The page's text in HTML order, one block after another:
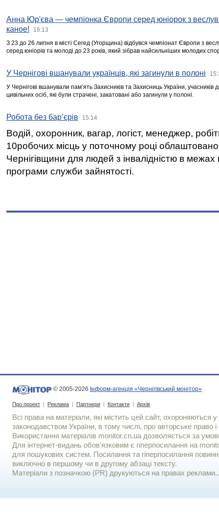
Анна Юр'єва — чемпіонка Європи серед юніорок з
каное!
16:13
З 23 до 26 липня в місті Сегед (Угорщина) відбувся чемпіонат Європи з
серед юніорів та молоді до 23 років, який зібрав найсильніших молодих
У Чернігові вшанували українців, які загинули в полоні
У Чернігові вшанували пам’ять Захисників та Захисниць України,
цивільних осіб, які були страчені, закатовані або загинули у полоні.
Робота без бар’єрів 15:14
Водій, охоронник, вагар, логіст, менеджер,
10робочих місць у поточному році
Чернігівщини для людей з інвалідністю в межах
програми служби зайнятості.
© 2005-2026 Інформ-агенція «Чернігівський монітор»
Про проект | Реклама | Партнери | Контакти | Архів
Всі права на матеріали, які містить цей сайт, охороняються у
законодавством України, в тому числі, про авторське право і
Використання матерiалiв monitor.cn.ua дозволяється за
Для iнтернет-видань обов'язковим є гiперпосилання на
для пошукових систем. Посилання та гіперпосилання
виключно в першому чи в другому абзаці тексту.
Матеріали з позначкою (PR) друкуються на правах реклами..